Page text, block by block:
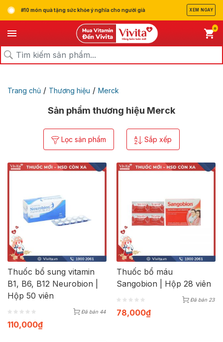
#10 món quà tặng sức khỏe ý nghĩa cho người già XEM NGAY
0
Trang chủ / Thương hiệu / Merck
Sản phẩm thương hiệu Merck
Lọc sản phẩm Sắp xếp
Thuốc bổ sung vitamin
B1, B6, B12 Neurobion |
Hộp 50 viên
Đã bán 44
110,000₫
Thuốc bổ máu
Sangobion | Hộp 28 viên
Đã bán 23
78,000₫